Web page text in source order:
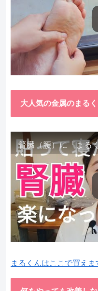
大人気の金属のまる
まるくんはここで買えま